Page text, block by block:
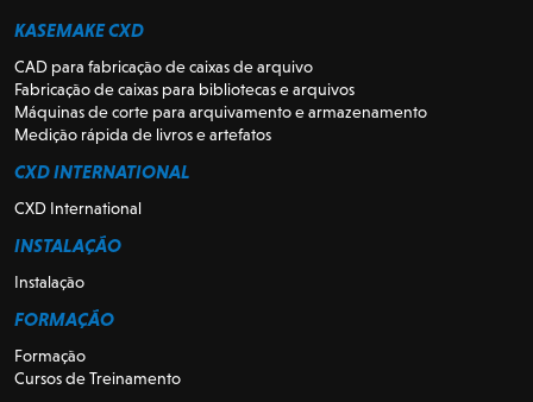
KASEMAKE CXD
CAD para fabricação de caixas de arquivo
Fabricação de caixas para bibliotecas e arquivos
Máquinas de corte para arquivamento e armazenamento
Medição rápida de livros e artefatos
CXD INTERNATIONAL
CXD International
INSTALAÇÃO
Instalação
FORMAÇÃO
Formação
Cursos de Treinamento